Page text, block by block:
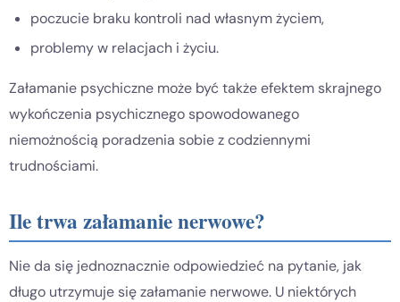
poczucie braku kontroli nad własnym życiem,
problemy w relacjach i życiu.
Załamanie psychiczne może być także efektem skrajnego
wykończenia psychicznego spowodowanego
niemożnością poradzenia sobie z codziennymi
trudnościami.
Ile trwa załamanie nerwowe?
Nie da się jednoznacznie odpowiedzieć na pytanie, jak
długo utrzymuje się załamanie nerwowe. U niektórych